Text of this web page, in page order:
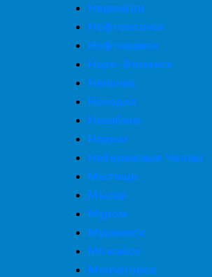
Нерюнгри
Нефтеюганск
Нефтекамск
Наро-Фоминск
Нальчик
Находка
Нахабино
Надым
Набережные Челны
Мытищи
Мыски
Муром
Мурманск
Можайск
Мончегорск